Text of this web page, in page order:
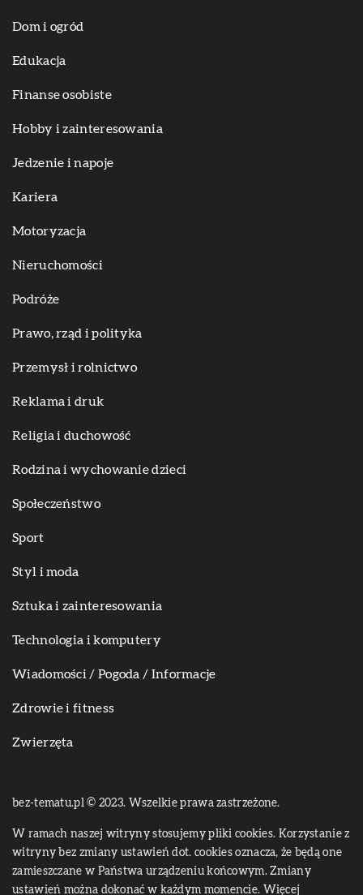
Dom i ogród
Edukacja
Finanse osobiste
Hobby i zainteresowania
Jedzenie i napoje
Kariera
Motoryzacja
Nieruchomości
Podróże
Prawo, rząd i polityka
Przemysł i rolnictwo
Reklama i druk
Religia i duchowość
Rodzina i wychowanie dzieci
Społeczeństwo
Sport
Styl i moda
Sztuka i zainteresowania
Technologia i komputery
Wiadomości / Pogoda / Informacje
Zdrowie i fitness
Zwierzęta
bez-tematu.pl © 2023. Wszelkie prawa zastrzeżone.
W ramach naszej witryny stosujemy pliki cookies. Korzystanie z
witryny bez zmiany ustawień dot. cookies oznacza, że będą one
zamieszczane w Państwa urządzeniu końcowym. Zmiany
ustawień można dokonać w każdym momencie. Więcej